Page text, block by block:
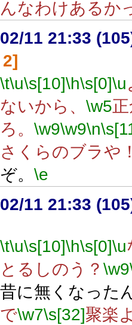
んなわけあるか
11 21:33
\t\u\s[10]\h\s[0]\u
ないから、 \w5
ろ。 \w9\w9\n
さくらのブラや
ぞ。 \e
11 21:33
\t\u\s[10]\h\s[0]\u
とるしのう？ \w9
昔に無くなった
で\w7\s[32]聚楽